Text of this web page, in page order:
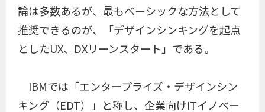
論は多数あるが、最もベーシックな方法として
推奨できるのが、「デザインシンキングを起点
としたUX、DXリーンスタート」である。
IBMでは「エンタープライズ・デザインシン
キング（EDT）」と称し、企業向けITイノベー